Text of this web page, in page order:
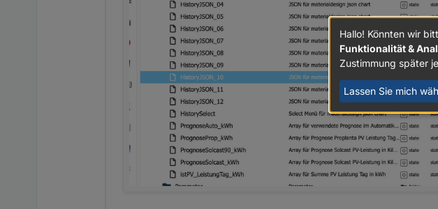
Hallo! Könnten wir
Funktionalität &
Zustimmung später
Lassen Sie mich